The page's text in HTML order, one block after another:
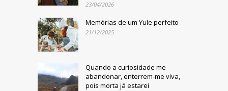
23/04/2026
Memórias de um Yule perfeito
21/12/2025
Quando a curiosidade me
abandonar, enterrem-me viva,
pois morta já estarei